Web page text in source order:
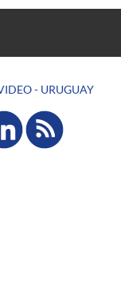
- URUGUAY